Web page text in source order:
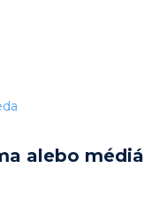
alebo médiá